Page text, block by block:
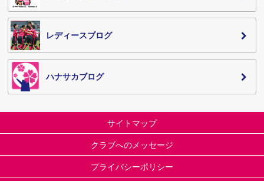
レディースブログ
ハナサカブログ
サイトマップ
クラブへのメッセージ
プライバシーポリシー